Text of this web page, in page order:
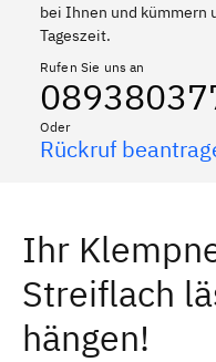
bei Ihnen und kümmern
Tageszeit.
Rufen Sie uns an
Oder
Rückruf
Ihr
Streiflach
hängen!